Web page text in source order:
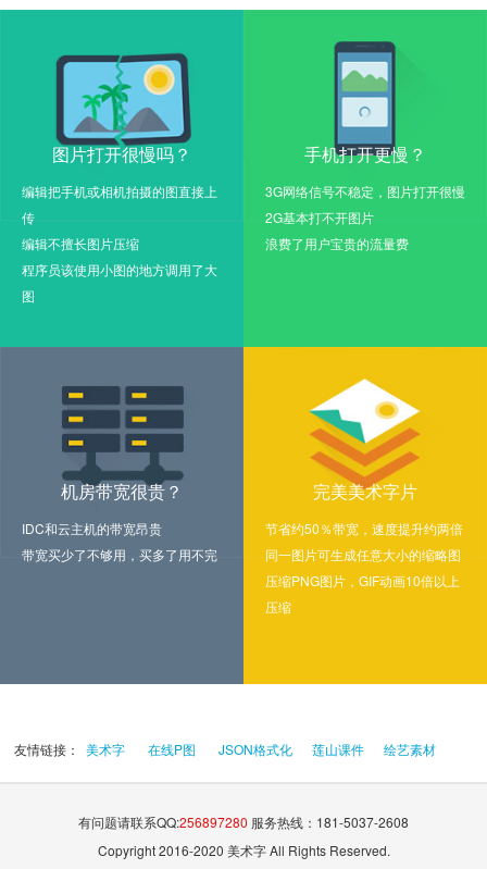
图片打开很慢吗？
编辑把手机或相机拍摄的图直接上
传
编辑不擅长图片压缩
程序员该使用小图的地方调用了大
图
手机打开更慢？
3G网络信号不稳定，图片打开很慢
2G基本打不开图片
浪费了用户宝贵的流量费
机房带宽很贵？
IDC和云主机的带宽昂贵
带宽买少了不够用，买多了用不完
完美美术字片
节省约50％带宽，速度提升约两倍
同一图片可生成任意大小的缩略图
压缩PNG图片，GIF动画10倍以上
压缩
友情链接：美术字 在线P图 JSON格式化 莲山课件 绘艺素材
有问题请联系QQ:256897280 服务热线：181-5037-2608
Copyright 2016-2020 美术字 All Rights Reserved.